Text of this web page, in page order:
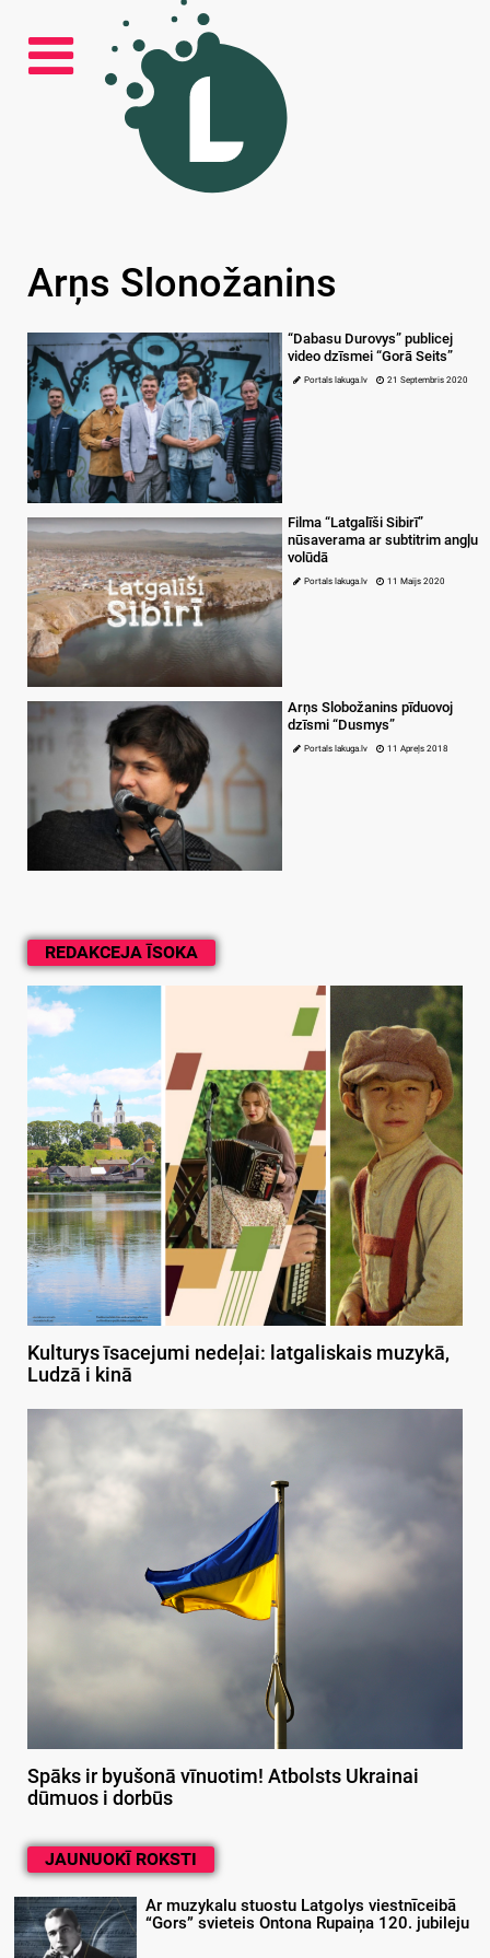
REDAKCEJA ĪSOKA
Kulturys īsacejumi nedeļai: latgaliskais muzykā,
Ludzā i kinā
Spāks ir byušonā vīnuotim! Atbolsts Ukrainai
dūmuos i dorbūs
Arņs Slonožanins
“Dabasu Durovys” publicej
video dzīsmei “Gorā Seits”
Portals lakuga.lv 21 Septembris 2020
Filma “Latgalīši Sibirī”
nūsaverama ar subtitrim angļu
volūdā
Portals lakuga.lv 11 Maijs 2020
Arņs Slobožanins pīduovoj
dzīsmi “Dusmys”
Portals lakuga.lv 11 Apreļs 2018
JAUNUOKĪ ROKSTI
Ar muzykalu stuostu Latgolys viestnīceibā
“Gors” svieteis Ontona Rupaiņa 120. jubileju